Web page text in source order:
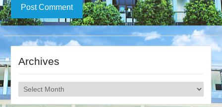
Archives
Archives